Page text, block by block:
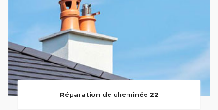
Réparation de cheminée 22